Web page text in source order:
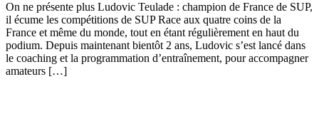
On ne présente plus Ludovic Teulade : champion de France de SUP,
il écume les compétitions de SUP Race aux quatre coins de la
France et même du monde, tout en étant régulièrement en haut du
podium. Depuis maintenant bientôt 2 ans, Ludovic s’est lancé dans
le coaching et la programmation d’entraînement, pour accompagner
amateurs […]